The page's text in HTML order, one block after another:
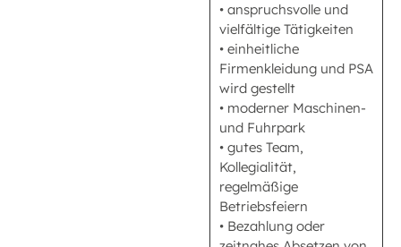
• anspruchsvolle und
vielfältige Tätigkeiten
• einheitliche
Firmenkleidung und PSA
wird gestellt
• moderner Maschinen-
und Fuhrpark
• gutes Team,
Kollegialität,
regelmäßige
Betriebsfeiern
• Bezahlung oder